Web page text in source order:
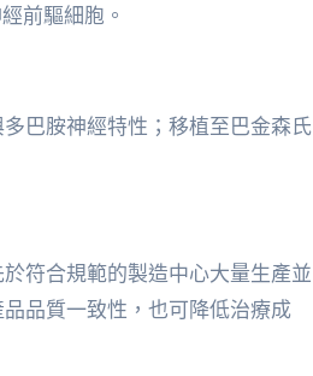
前驅細胞。
巴胺神經特性；移植至巴金森氏
符合規範的製造中心大量生產並
品質一致性，也可降低治療成